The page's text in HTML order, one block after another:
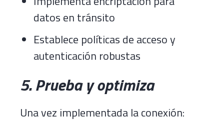
datos en tránsito
Establece políticas de acceso y
autenticación robustas
5. Prueba y optimiza
Una vez implementada la conexión: